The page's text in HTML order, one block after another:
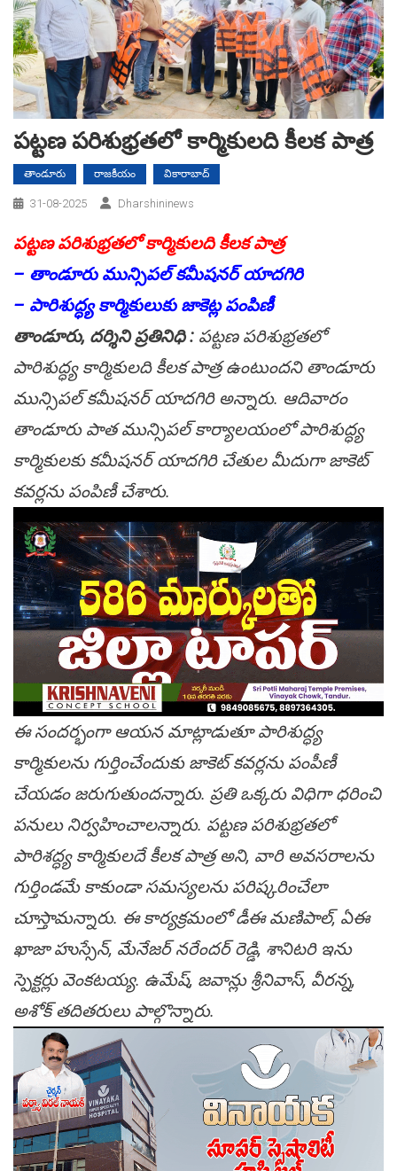
పట్టణ పరిశుభ్రతలో కార్మికులది కీలక పాత్ర
తాండూరు రాజకీయం వికారాబాద్
31-08-2025 Dharshininews
పట్టణ పరిశుభ్రతలో కార్మికులది కీలక పాత్ర
– తాండూరు మున్సిపల్ కమీషనర్ యాదగిరి
– పారిశుద్ధ్య కార్మికులుకు జాకెట్ల పంపిణీ
తాండూరు, దర్శిని ప్రతినిధి : పట్టణ పరిశుభ్రతలో
పారిశుద్ధ్య కార్మికులది కీలక పాత్ర ఉంటుందని తాండూరు
మున్సిపల్ కమీషనర్ యాదగిరి అన్నారు. ఆదివారం
తాండూరు పాత మున్సిపల్ కార్యాలయంలో పారిశుద్ధ్య
కార్మికులకు కమీషనర్ యాదగిరి చేతుల మీదుగా జాకెట్
కవర్లను పంపిణీ చేశారు.
ఈ సందర్భంగా ఆయన మాట్లాడుతూ పారిశుద్ధ్య
కార్మికులను గుర్తించేందుకు జాకెట్ కవర్లను పంపీణీ
చేయడం జరుగుతుందన్నారు. ప్రతి ఒక్కరు విధిగా ధరించి
పనులు నిర్వహించాలన్నారు. పట్టణ పరిశుభ్రతలో
పారిశద్ధ్య కార్మికులదే కీలక పాత్ర అని, వారి అవసరాలను
గుర్తిండమే కాకుండా సమస్యలను పరిష్కరించేలా
చూస్తామన్నారు. ఈ కార్యక్రమంలో డీఈ మణిపాల్, ఏఈ
ఖాజా హుస్సేన్, మేనేజర్ నరేందర్ రెడ్డి, శానిటరి ఇను
స్పెక్టర్లు వెంకటయ్య. ఉమేష్, జవాన్లు శ్రీనివాస్, వీరన్న,
అశోక్ తదితరులు పాల్గొన్నారు.